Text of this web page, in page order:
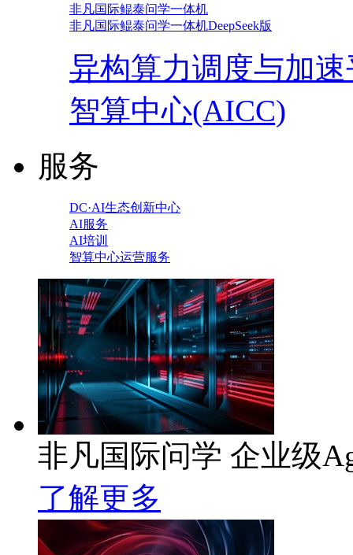
非凡国际鲲泰问学一体机
非凡国际鲲泰问学一体机DeepSeek版
异构算力调度与加
智算中心(AICC)
服务
DC·AI生态创新中心
AI服务
AI培训
智算中心运营服务
非凡国际问学 企业级
了解更多